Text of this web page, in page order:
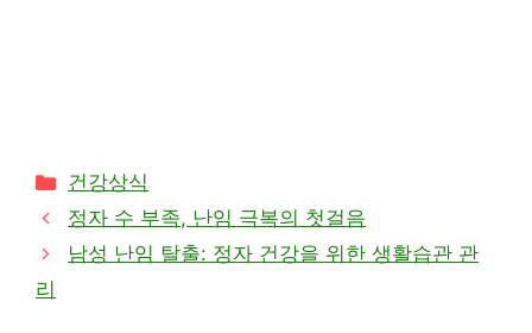
카
테
리
건강상식
정자 수 부족, 난임 극복의 첫걸음
남성 난임 탈출: 정자 건강을 위한 생활습관 관
리